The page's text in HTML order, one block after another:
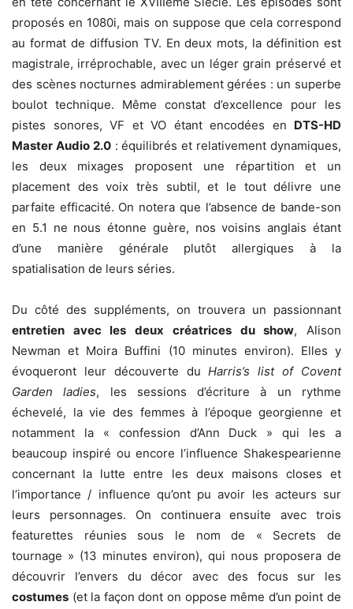
proposés en 1080i, mais on suppose que cela correspond
au format de diffusion TV. En deux mots, la définition est
magistrale, irréprochable, avec un léger grain préservé et
des scènes nocturnes admirablement gérées : un superbe
boulot technique. Même constat d’excellence pour les
pistes sonores, VF et VO étant encodées en DTS-HD
Master Audio 2.0: équilibrés et relativement dynamiques,
les deux mixages proposent une répartition et un
placement des voix très subtil, et le tout délivre une
parfaite efficacité. On notera que l’absence de bande-son
en 5.1 ne nous étonne guère, nos voisins anglais étant
d’une manière générale plutôt allergiques à la
spatialisation de leurs séries.
Du côté des suppléments, on trouvera un passionnant
entretien avec les deux créatrices du show, Alison
Newman et Moira Buffini (10 minutes environ). Elles y
évoqueront leur découverte duHarris’s list of Covent
Garden ladies, les sessions d’écriture à un rythme
échevelé, la vie des femmes à l’époque georgienne et
notamment la « confession d’Ann Duck » qui les a
beaucoup inspiré ou encore l’influence Shakespearienne
concernant la lutte entre les deux maisons closes et
l’importance / influence qu’ont pu avoir les acteurs sur
leurs personnages. On continuera ensuite avec trois
featurettes réunies sous le nom de « Secrets de
tournage » (13 minutes environ), qui nous proposera de
découvrir l’envers du décor avec des focus sur les
costumes (et la façon dont on oppose même d’un point de